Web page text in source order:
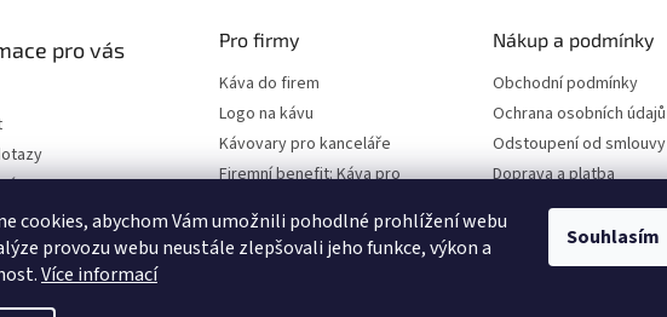
cookies, abychom Vám umožnili pohodlné prohlížení webu
provozu webu neustále zlepšovali jeho funkce, výkon a
Více informací
Souhlasím
pro vás
program
Pro firmy
Káva do firem
Logo na kávu
Kávovary pro kanceláře
Firemní benefit: Káva pro
Nákup a podmínky
Obchodní podmínky
Ochrana osobních údajů
Odstoupení od smlouvy
Doprava a platba